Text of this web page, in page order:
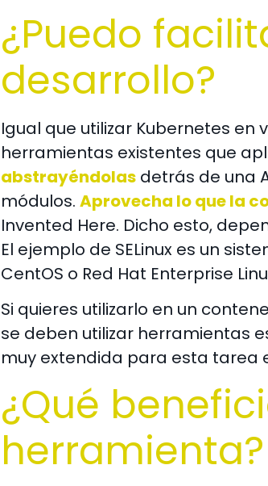
¿Puedo
desarrollo?
Igual que utilizar Kubernetes
herramientas existentes que
abstrayéndolas detrás de una
módulos. Aprovecha lo que la
Invented Here. Dicho esto, d
El ejemplo de SELinux es un
CentOS o Red Hat Enterprise
Si quieres utilizarlo en un
se deben utilizar herramientas
muy extendida para esta tarea
¿Qué
herramienta?